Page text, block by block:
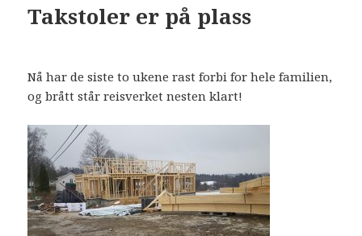
Takstoler er på plass
Nå har de siste to ukene rast forbi for hele familien,
og brått står reisverket nesten klart!